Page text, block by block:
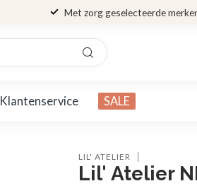
Met zorg geselecteerde
Klantenservice SALE
LIL' ATELIER
Lil' Atelier